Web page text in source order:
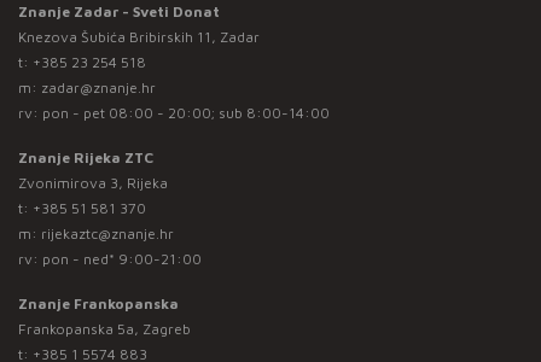
Znanje Zadar - Sveti Donat
Knezova Šubića Bribirskih 11, Zadar
t: +385 23 254 518
m: zadar@znanje.hr
rv: pon - pet 08:00 - 20:00; sub 8:00-14:00
Znanje Rijeka ZTC
Zvonimirova 3, Rijeka
t: +385 51 581 370
m: rijekaztc@znanje.hr
rv: pon - ned* 9:00-21:00
Znanje Frankopanska
Frankopanska 5a, Zagreb
t: +385 1 5574 883